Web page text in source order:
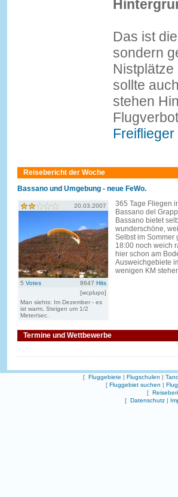
Das ist
sondern
sollte
stehen
Reisebericht der Woche
Bassano und Umgebung - neue FeWo.
20.03.2007
5 Votes 8647 Hits
[wcplupo]
Man siehts: Im Dezember - es
ist warm, Steigen um 1/2
Meter/sec.
365 Tage Fliegen
Bassano del
Bassano bietet
wunderschöne,
Selbst im Sommer
18:00 noch weich
hier schon am
Ausweichgebiete
wenigen KM
Termine und Wettbewerbe
[ Fluggebiete | Flugschulen |
[ Fluggebiet suchen |
[
[ Datenschutz |